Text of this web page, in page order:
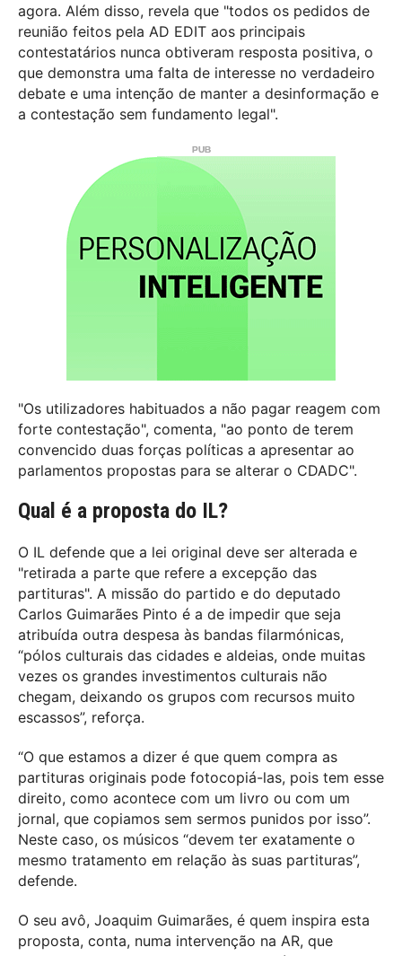
agora. Além disso, revela que "todos os pedidos de
reunião feitos pela AD EDIT aos principais
contestatários nunca obtiveram resposta positiva, o
que demonstra uma falta de interesse no verdadeiro
debate e uma intenção de manter a desinformação e
a contestação sem fundamento legal".
"Os utilizadores habituados a não pagar reagem com
forte contestação", comenta, "ao ponto de terem
convencido duas forças políticas a apresentar ao
parlamentos propostas para se alterar o CDADC".
Qual é a proposta do IL?
O IL defende que a lei original deve ser alterada e
"retirada a parte que refere a excepção das
partituras". A missão do partido e do deputado
Carlos Guimarães Pinto é a de impedir que seja
atribuída outra despesa às bandas filarmónicas,
“pólos culturais das cidades e aldeias, onde muitas
vezes os grandes investimentos culturais não
chegam, deixando os grupos com recursos muito
escassos”, reforça.
“O que estamos a dizer é que quem compra as
partituras originais pode fotocopiá-las, pois tem esse
direito, como acontece com um livro ou com um
jornal, que copiamos sem sermos punidos por isso”.
Neste caso, os músicos “devem ter exatamente o
mesmo tratamento em relação às suas partituras”,
defende.
O seu avô, Joaquim Guimarães, é quem inspira esta
proposta, conta, numa intervenção na AR, que